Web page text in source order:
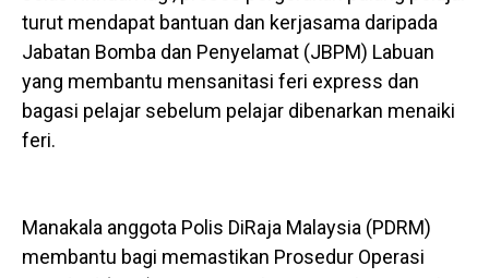
turut mendapat bantuan dan kerjasama daripada
Jabatan Bomba dan Penyelamat (JBPM) Labuan
yang membantu mensanitasi feri express dan
bagasi pelajar sebelum pelajar dibenarkan menaiki
feri.
Manakala anggota Polis DiRaja Malaysia (PDRM)
membantu bagi memastikan Prosedur Operasi